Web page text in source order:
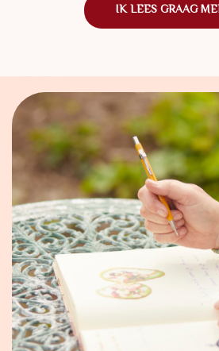
IK LEES GRAAG